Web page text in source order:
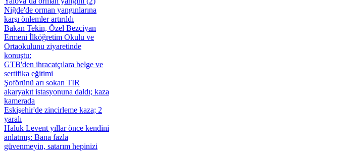
Niğde'de orman yangınlarına
karşı önlemler artırıldı
Bakan Tekin, Özel Bezciyan
Ermeni İlköğretim Okulu ve
Ortaokulunu ziyaretinde
konuştu:
GTB'den ihracatçılara belge ve
sertifika eğitimi
Şoförünü arı sokan TIR
akaryakıt istasyonuna daldı; kaza
kamerada
Eskişehir'de zincirleme kaza; 2
yaralı
Haluk Levent yıllar önce kendini
anlatmış: Bana fazla
güvenmeyin, satarım hepinizi